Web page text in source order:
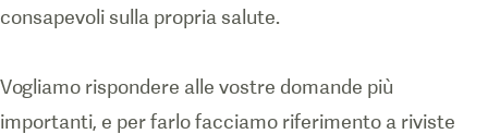
consapevoli sulla propria salute.
Vogliamo rispondere alle vostre domande più
importanti, e per farlo facciamo riferimento a riviste